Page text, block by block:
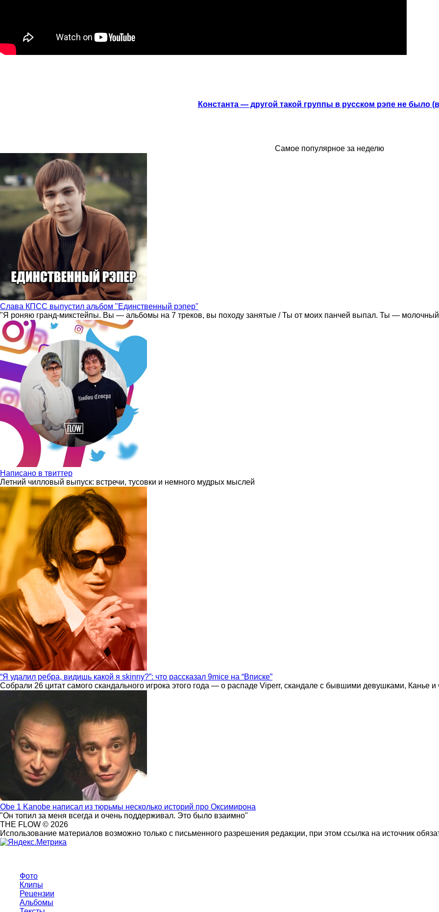
Константа — другой такой группы в русском рэпе не было
Самое популярное за неделю
Слава КПСС выпустил альбом "Единственный рэпер"
"Я роняю гранд-микстейпы. Вы — альбомы на 7 треков, вы походу занятые / Ты от моих панчей выпал. Ты —
Написано в твиттер
Летний чилловый выпуск: встречи, тусовки и немного мудрых мыслей
“Я удалил ребра, видишь какой я skinny?”: что рассказал 9mice на “Вписке”
Собрали 26 цитат самого скандального игрока этого года — о распаде Viperr, скандале с бывшими девушками, Канье
Obe 1 Kanobe написал из тюрьмы несколько историй про Оксимирона
"Он топил за меня всегда и очень поддерживал. Это было взаимно"
THE FLOW © 2026
Использование материалов возможно только с письменного разрешения редакции, при этом ссылка на источник
Фото
Клипы
Рецензии
Альбомы